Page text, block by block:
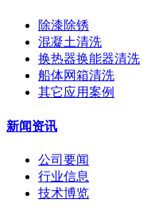
除漆除锈
混凝土清洗
换热器换能器清洗
船体网箱清洗
其它应用案例
新闻资讯
公司要闻
行业信息
技术博览